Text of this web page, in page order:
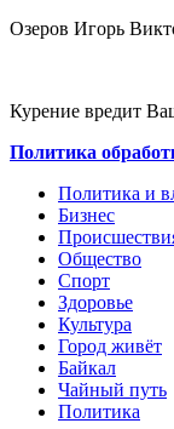
Озеров Игорь
Курение вредит
Политика
Политика и
Бизнес
Общество
Cпорт
Здоровье
Культура
Город живёт
Байкал
Чайный путь
Политика